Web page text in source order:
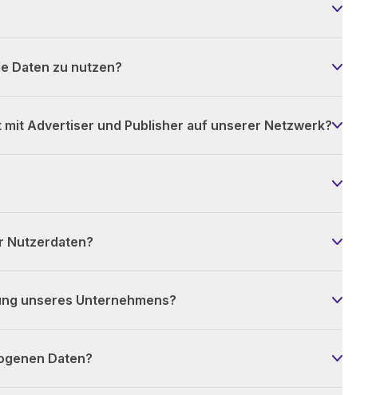
Daten zu nutzen?
Advertiser und Publisher auf unserer Netzwerk?
Nutzerdaten?
unseres Unternehmens?
Daten?